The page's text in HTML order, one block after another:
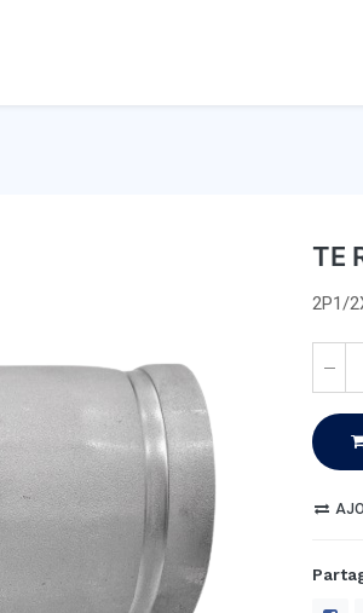
TE
2P1/